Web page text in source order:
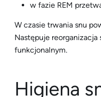
w fazie REM
W czasie trwania snu
Następuje
funkcjonalnym.
Higiena